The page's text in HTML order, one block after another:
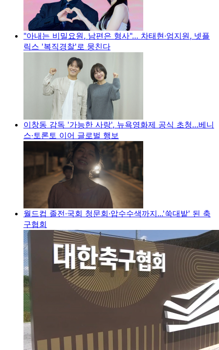
"아내는 비밀요원, 남편은 형사"… 차태현·엄지원, 넷플
릭스 '복직경찰'로 뭉친다
이창동 감독 '가능한 사랑', 뉴욕영화제 공식 초청…베니
스·토론토 이어 글로벌 행보
월드컵 졸전·국회 청문회·압수수색까지...'쑥대밭' 된 축
구협회